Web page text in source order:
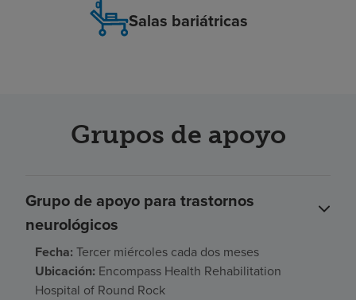
Salas bariátricas
Grupos de apoyo
Grupo de apoyo para trastornos
neurológicos
Fecha: Tercer miércoles cada dos meses
Ubicación: Encompass Health Rehabilitation
Hospital of Round Rock